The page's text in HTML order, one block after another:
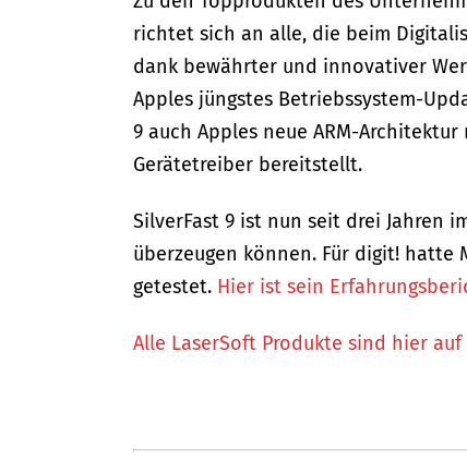
richtet sich an alle, die beim
dank bewährter und innovativer
Apples jüngstes Betriebssystem-
9 auch Apples neue ARM-
Gerätetreiber bereitstellt.
SilverFast 9 ist nun seit drei Jahren
überzeugen können. Für digit! hatte
getestet. Hier ist sein
Alle LaserSoft Produkte sind hier